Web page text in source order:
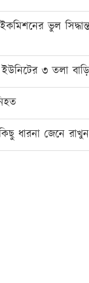
ভুল
৩ তলা
ধারনা জেনে রাখুন